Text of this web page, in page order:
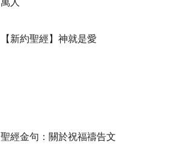
【新約聖經】神就是愛
聖經金句：關於祝福禱告文